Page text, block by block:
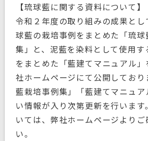
【琉球藍に関する資料について】
令和２年度の取り組みの成果とし
球藍の栽培事例をまとめた「琉球
集」と、泥藍を染料として使用す
をまとめた「藍建てマニュアル
社ホームページにて公開しており
藍栽培事例集」「藍建てマニュア
い情報が入り次第更新を行います
いては、弊社ホームページよりご
い。